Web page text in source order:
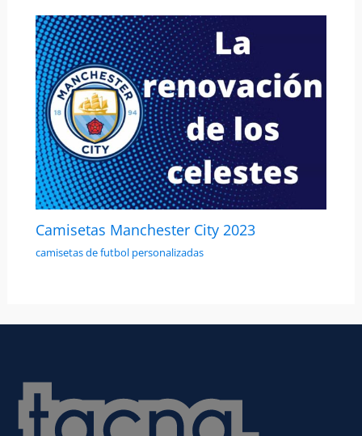
Camisetas Manchester City 2023
camisetas de futbol personalizadas